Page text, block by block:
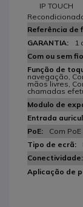
IP TOUCH
1
navegação,
mãos livres,
chamadas
Com PoE